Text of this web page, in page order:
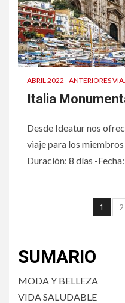
ABRIL 2022 ANTERIORES
Italia
Desde Ideatur nos
viaje para los
Duración: 8 días -
1 2
SUMARIO
MODA Y BELLEZA
VIDA SALUDABLE